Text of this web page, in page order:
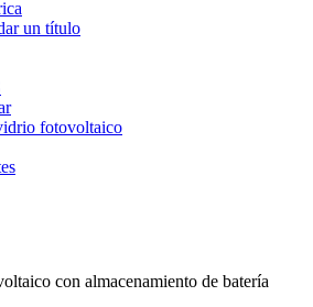
un título
fotovoltaico
con almacenamiento de batería